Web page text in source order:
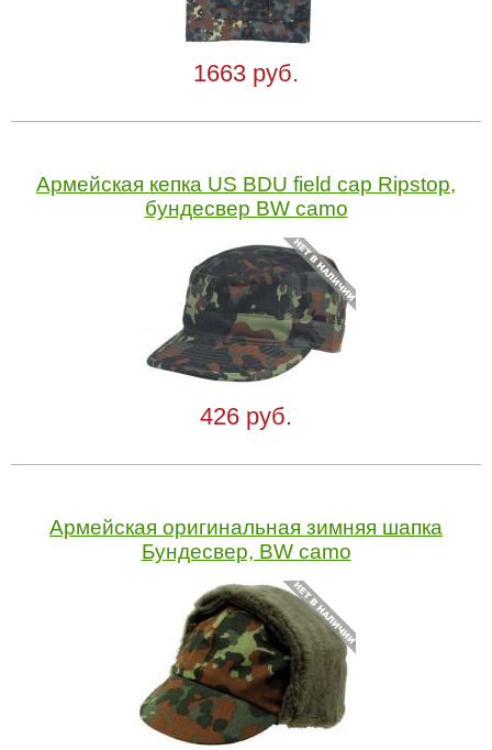
1663 руб.
Армейская кепка US BDU field cap Ripstop,
бундесвер BW camo
426 руб.
Армейская оригинальная зимняя шапка
Бундесвер, BW camo